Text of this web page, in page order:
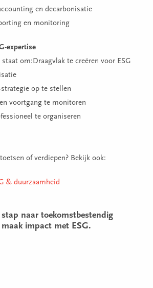
en decarbonisatie
en monitoring
expertise
om:Draagvlak te creëren voor ESG
strategie op te stellen
voortgang te monitoren
te organiseren
of verdiepen? Bekijk ook:
& duurzaamheid
naar toekomstbestendig
impact met ESG.